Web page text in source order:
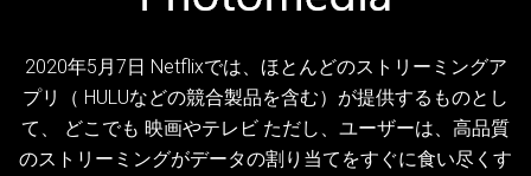
2020年5月7日 Netflixでは、ほとんどのストリーミングア
プリ（ HULUなどの競合製品を含む）が提供するものとし
て、 どこでも 映画やテレビ ただし、ユーザーは、高品質
のストリーミングがデータの割り当てをすぐに食い尽くす